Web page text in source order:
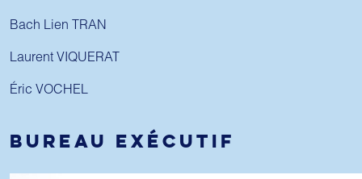
Bach Lien TRAN
Laurent VIQUERAT
Éric VOCHEL
BUREAU EXÉCUTIF